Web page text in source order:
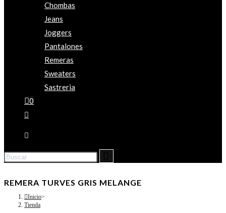
Chombas
Jeans
Joggers
Pantalones
Remeras
Sweaters
Sastreria
0
REMERA TURVES GRIS MELANGE
Inicio>
Tienda